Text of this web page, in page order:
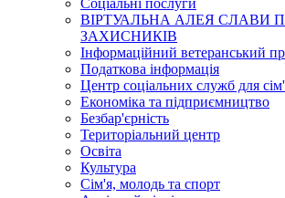
Соціальні послуги
ВІРТУАЛЬНА АЛЕЯ СЛАВИ
ЗАХИСНИКІВ
Інформаційний ветеранський
Податкова інформація
Центр соціальних служб для
Економіка та підприємництво
Безбар'єрність
Територіальний центр
Освіта
Культура
Сім'я, молодь та спорт